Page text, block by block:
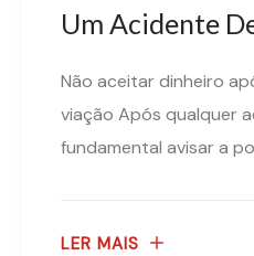
Um Acidente
Não aceitar dinheiro
viação Após qualquer
fundamental avisar a
LER MAIS